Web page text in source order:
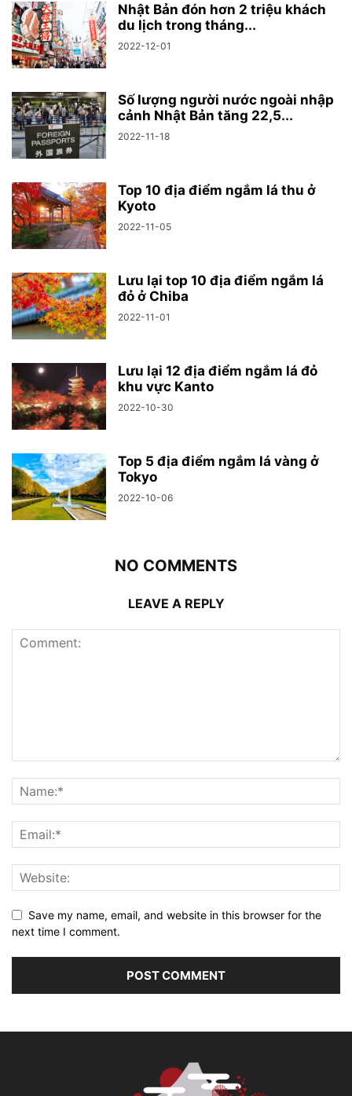
Nhật Bản đón hơn 2 triệu khách
du lịch trong tháng...
2022-12-01
Số lượng người nước ngoài nhập
cảnh Nhật Bản tăng 22,5...
2022-11-18
Top 10 địa điểm ngắm lá thu ở
Kyoto
2022-11-05
Lưu lại top 10 địa điểm ngắm lá
đỏ ở Chiba
2022-11-01
Lưu lại 12 địa điểm ngắm lá đỏ
khu vực Kanto
2022-10-30
Top 5 địa điểm ngắm lá vàng ở
Tokyo
2022-10-06
NO COMMENTS
LEAVE A REPLY
Save my name, email, and website in this browser for the
next time I comment.